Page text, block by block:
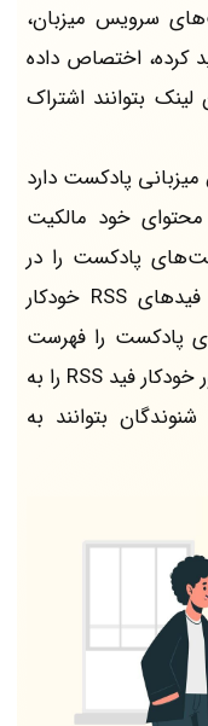
سرویس میزبان،
کرده، اختصاص داده
بتوانند اشتراک
پادکست دارد
خود مالکیت
پادکست را در
یک مکان ذخیره می‌کنند و به تولید فیدهای RSS خودکار
پادکست را فهرست
می‌کنند. آن‌ها همچنین می‌توانند به‌طور خودکار فید RSS را به
بتوانند به